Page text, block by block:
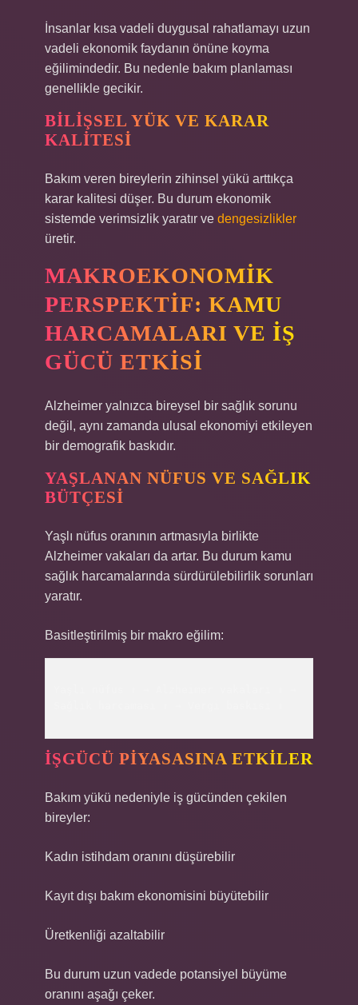
İnsanlar kısa vadeli duygusal rahatlamayı uzun
vadeli ekonomik faydanın önüne koyma
eğilimindedir. Bu nedenle bakım planlaması
genellikle gecikir.
BILIŞSEL YÜK VE KARAR
KALITESI
Bakım veren bireylerin zihinsel yükü arttıkça
karar kalitesi düşer. Bu durum ekonomik
sistemde verimsizlik yaratır ve dengesizlikler
üretir.
MAKROEKONOMIK
PERSPEKTIF: KAMU
HARCAMALARI VE İŞ
GÜCÜ ETKISI
Alzheimer yalnızca bireysel bir sağlık sorunu
değil, aynı zamanda ulusal ekonomiyi etkileyen
bir demografik baskıdır.
YAŞLANAN NÜFUS VE SAĞLIK
BÜTÇESI
Yaşlı nüfus oranının artmasıyla birlikte
Alzheimer vakaları da artar. Bu durum kamu
sağlık harcamalarında sürdürülebilirlik sorunları
yaratır.
Basitleştirilmiş bir makro eğilim:
İŞGÜCÜ PIYASASINA ETKILER
Bakım yükü nedeniyle iş gücünden çekilen
bireyler:
Kadın istihdam oranını düşürebilir
Kayıt dışı bakım ekonomisini büyütebilir
Üretkenliği azaltabilir
Bu durum uzun vadede potansiyel büyüme
oranını aşağı çeker.